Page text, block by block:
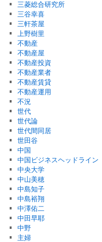
三菱総合研究所
三谷幸喜
三軒茶屋
上野樹里
不動産
不動産屋
不動産投資
不動産業者
不動産賃貸
不動産運用
不況
世代
世代論
世代間同居
世田谷
中国
中国ビジネスヘッドライン
中央大学
中山美穂
中島知子
中島裕翔
中澤佑二
中田早耶
中野
主婦